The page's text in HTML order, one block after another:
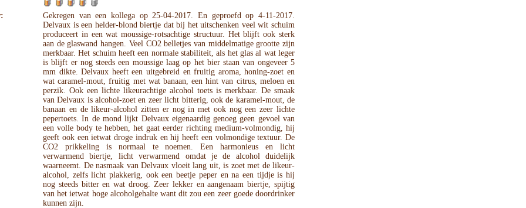
Gekregen van een kollega op 25-04-2017. En geproefd op 4-11-2017.
Delvaux is een helder-blond biertje dat bij het uitschenken veel wit schuim
produceert in een wat moussige-rotsachtige structuur. Het blijft ook sterk
aan de glaswand hangen. Veel CO2 belletjes van middelmatige grootte zijn
merkbaar. Het schuim heeft een normale stabiliteit, als het glas al wat leger
is blijft er nog steeds een moussige laag op het bier staan van ongeveer 5
mm dikte. Delvaux heeft een uitgebreid en fruitig aroma, honing-zoet en
wat caramel-mout, fruitig met wat banaan, een hint van citrus, meloen en
perzik. Ook een lichte likeurachtige alcohol toets is merkbaar. De smaak
van Delvaux is alcohol-zoet en zeer licht bitterig, ook de karamel-mout, de
banaan en de likeur-alcohol zitten er nog in met ook nog een zeer lichte
pepertoets. In de mond lijkt Delvaux eigenaardig genoeg geen gevoel van
een volle body te hebben, het gaat eerder richting medium-volmondig, hij
geeft ook een ietwat droge indruk en hij heeft een volmondige textuur. De
CO2 prikkeling is normaal te noemen. Een harmonieus en licht
verwarmend biertje, licht verwarmend omdat je de alcohol duidelijk
waarneemt. De nasmaak van Delvaux vloeit lang uit, is zoet met de likeur-
alcohol, zelfs licht plakkerig, ook een beetje peper en na een tijdje is hij
nog steeds bitter en wat droog. Zeer lekker en aangenaam biertje, spijtig
van het ietwat hoge alcoholgehalte want dit zou een zeer goede doordrinker
kunnen zijn.